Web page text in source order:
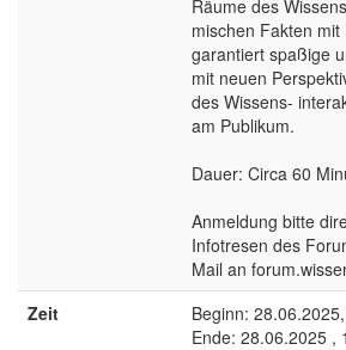
Räume des
mischen Fakten
garantiert spaßige
mit neuen
des Wissens-
am Publikum.
Dauer: Circa 60
Anmeldung bitte
Infotresen des
Mail an
Zeit
Beginn:
Ende: 28.06.2025 ,